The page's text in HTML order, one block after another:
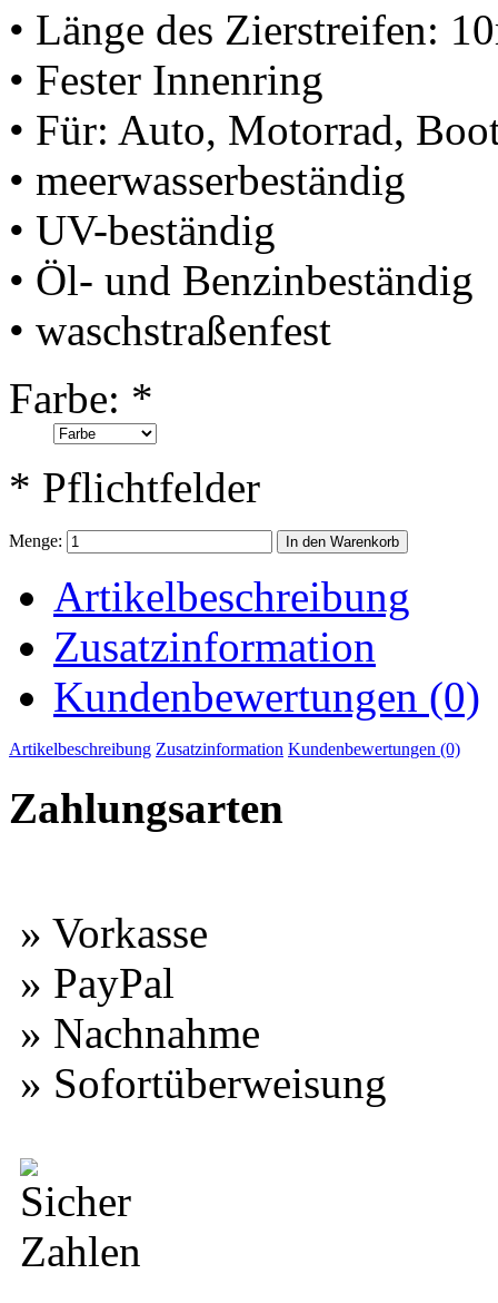
• Länge des Zierstreifen:
• Fester Innenring
• Für: Auto, Motorrad,
• meerwasserbeständig
• UV-beständig
• Öl- und Benzinbeständig
• waschstraßenfest
Farbe: *
* Pflichtfelder
Menge: In den Warenkorb
Artikelbeschreibung
Zusatzinformation
Kundenbewertungen (0)
Artikelbeschreibung Zusatzinformation Kundenbewertungen (0)
Zahlungsarten
» Vorkasse
» PayPal
» Nachnahme
» Sofortüberweisung